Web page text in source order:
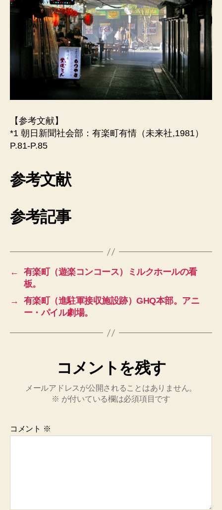
【参考文献】
*1 朝日新聞社会部：有楽町有情（未来社,1981）
P.81-P.85
参考文献
参考記事
←
有楽町（遊楽コンコース）ミルクホールの看
板。
→
有楽町（進駐軍接収施設跡）GHQ本部。アニ
ー・パイル劇場。
コメントを残す
メールアドレスが公開されることはありません。
※ が付いている欄は必須項目です
コメント ※